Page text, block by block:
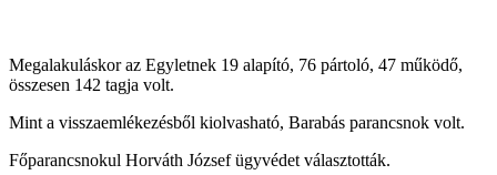
Megalakuláskor az Egyletnek 19 alapító, 76 pártoló, 47 működő,
összesen 142 tagja volt.
Mint a visszaemlékezésből kiolvasható, Barabás parancsnok volt.
Főparancsnokul Horváth József ügyvédet választották.